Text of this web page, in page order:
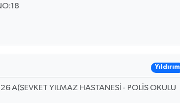
Yıldırım
A(ŞEVKET YILMAZ HASTANESİ - POLİS OKULU